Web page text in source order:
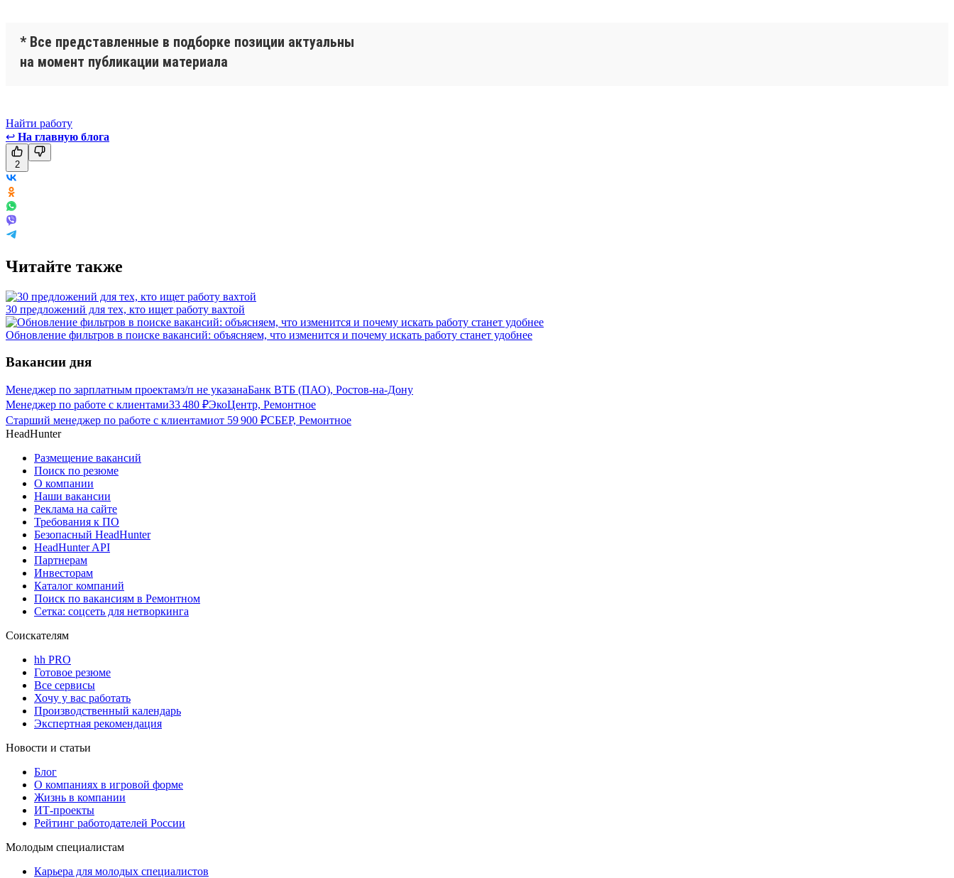
* Все представленные в подборке позиции актуальны
на момент публикации материала
Найти работу
↩ На главную блога
2
Читайте также
30 предложений для тех, кто ищет работу вахтой
Обновление фильтров в поиске вакансий: объясняем, что изменится и почему искать работу станет удобнее
Вакансии дня
Менеджер по зарплатным проектамз/п не указанаБанк ВТБ (ПАО), Ростов-на-Дону
Менеджер по работе с клиентами33 480 ₽ЭкоЦентр, Ремонтное
Старший менеджер по работе с клиентамиот 59 900 ₽СБЕР, Ремонтное
HeadHunter
Размещение вакансий
Поиск по резюме
О компании
Наши вакансии
Реклама на сайте
Требования к ПО
Безопасный HeadHunter
HeadHunter API
Партнерам
Инвесторам
Каталог компаний
Поиск по вакансиям в Ремонтном
Сетка: соцсеть для нетворкинга
Соискателям
hh PRO
Готовое резюме
Все сервисы
Хочу у вас работать
Производственный календарь
Экспертная рекомендация
Новости и статьи
Блог
О компаниях в игровой форме
Жизнь в компании
ИТ-проекты
Рейтинг работодателей России
Молодым специалистам
Карьера для молодых специалистов